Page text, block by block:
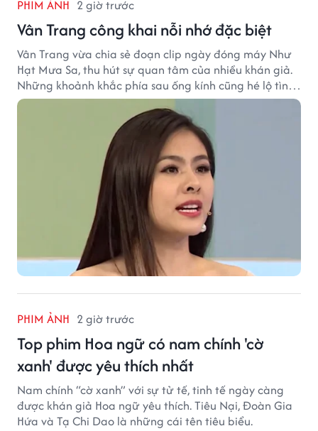
PHIM ẢNH 2 giờ trước
Vân Trang công khai nỗi nhớ đặc biệt
Vân Trang vừa chia sẻ đoạn clip ngày đóng máy Như
Hạt Mưa Sa, thu hút sự quan tâm của nhiều khán giả.
Những khoảnh khắc phía sau ống kính cũng hé lộ tình
cảm đặc biệt mà nữ diễn viên dành cho ê-kíp bộ phim.
PHIM ẢNH 2 giờ trước
Top phim Hoa ngữ có nam chính 'cờ
xanh' được yêu thích nhất
Nam chính “cờ xanh” với sự tử tế, tinh tế ngày càng
được khán giả Hoa ngữ yêu thích. Tiêu Nại, Đoàn Gia
Hứa và Tạ Chi Dao là những cái tên tiêu biểu.